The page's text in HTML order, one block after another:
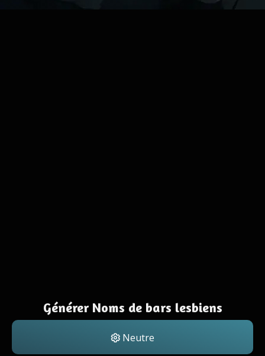
Générer Noms de bars lesbiens
Neutre